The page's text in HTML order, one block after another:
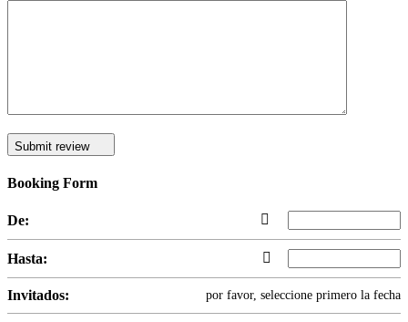
Submit review
Booking Form
De:
Hasta:
Invitados: por favor, seleccione primero la fecha